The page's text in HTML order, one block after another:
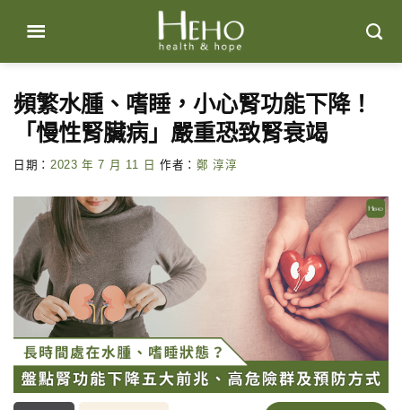
content
頻繁水腫、嗜睡，小心腎功能下降！
「慢性腎臟病」嚴重恐致腎衰竭
日期： 2023 年 7 月 11 日 作者： 鄭 淳淳